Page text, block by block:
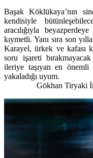
Başak Köklükaya’nın
kendisiyle
aracılığıyla
kıymetli. Yanı sıra son
Karayel, ürkek ve kafası
soru işareti
ileriye taşıyan en
yakaladığı uyum.
Gökhan Tiryaki